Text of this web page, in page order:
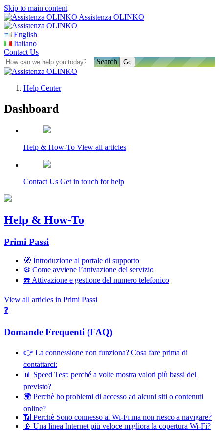
Skip to main content
Assistenza OLINKO
English
Italiano
Contact Us
Search
Help Center
Assistenza OLINKO
Dashboard
Help & How-To View all articles
Contact Us Get in touch for help
Help & How-To
Primi Passi
🧭 Introduzione al portale di supporto
⚙️ Come avviene l’attivazione del servizio
☎️ Attivazione e gestione del numero telefonico
View all articles in Primi Passi
❓
Domande Frequenti (FAQ)
👉 La connessione non funziona? Cosa fare prima di
contattarci:
📊 Speed Test: perché a volte mostra valori più bassi del
previsto?
🌍 Perchè ho problemi di accesso ad alcuni siti o contenuti
online?
📶 Perchè Sono connesso al Wi-Fi ma non riesco a navigare?
📡 Una linea Internet più veloce migliora la copertura Wi-Fi?